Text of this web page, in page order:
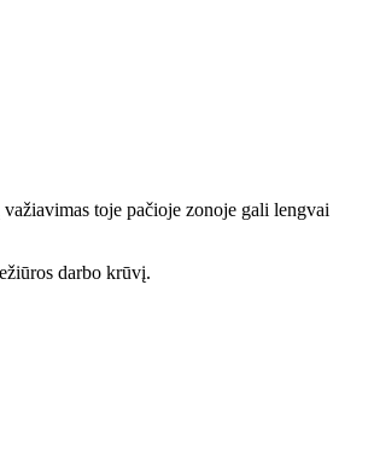
toje pačioje zonoje gali lengvai
darbo krūvį.